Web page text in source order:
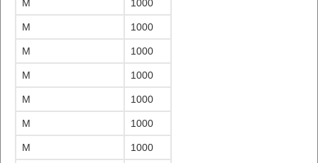
M 1000
M 1000
M 1000
M 1000
M 1000
M 1000
M 1000